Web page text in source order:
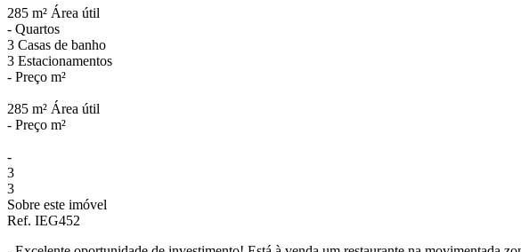
285 m² Área útil
- Quartos
3 Casas de banho
3 Estacionamentos
- Preço m²
285 m² Área útil
- Preço m²
-
3
3
Sobre este imóvel
Ref. IEG452